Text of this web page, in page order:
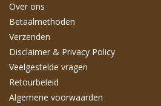
Over ons
Betaalmethoden
Verzenden
Disclaimer & Privacy Policy
Veelgestelde vragen
Retourbeleid
Algemene voorwaarden